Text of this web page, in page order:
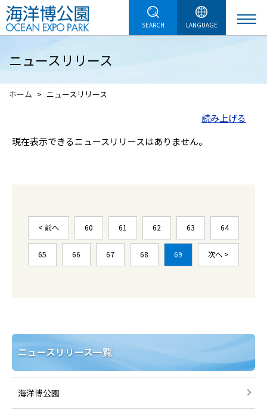
SEARCH LANGUAGE
ニュースリリース
ホーム ニュースリリース
読み上げる
現在表示できるニュースリリースはありません。
< 前へ 60 61 62 63 64
65 66 67 68 69 次へ >
ニュースリリース一覧
海洋博公園